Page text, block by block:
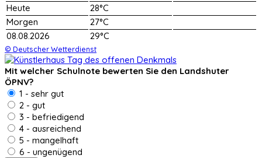
Heute
28°C
Morgen
27°C
08.08.2026
29°C
© Deutscher Wetterdienst
Mit welcher Schulnote bewerten Sie den Landshuter
ÖPNV?
1 - sehr gut
2 - gut
3 - befriedigend
4 - ausreichend
5 - mangelhaft
6 - ungenügend